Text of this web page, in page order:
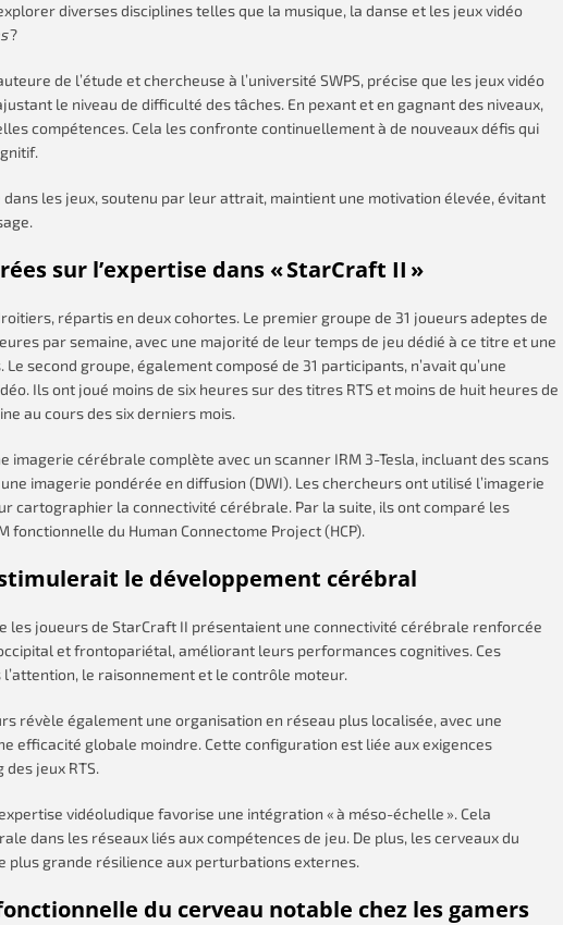
diverses disciplines telles que la musique, la danse et les jeux vidéo
?
de l’étude et chercheuse à l’université SWPS, précise que les jeux vidéo
le niveau de difficulté des tâches. En pexant et en gagnant des niveaux,
compétences. Cela les confronte continuellement à de nouveaux défis qui
dans les jeux, soutenu par leur attrait, maintient une motivation élevée, évitant
sur l’expertise dans « StarCraft II »
répartis en deux cohortes. Le premier groupe de 31 joueurs adeptes de
par semaine, avec une majorité de leur temps de jeu dédié à ce titre et une
second groupe, également composé de 31 participants, n’avait qu’une
Ils ont joué moins de six heures sur des titres RTS et moins de huit heures de
au cours des six derniers mois.
imagerie cérébrale complète avec un scanner IRM 3-Tesla, incluant des scans
imagerie pondérée en diffusion (DWI). Les chercheurs ont utilisé l’imagerie
cartographier la connectivité cérébrale. Par la suite, ils ont comparé les
fonctionnelle du Human Connectome Project (HCP).
le développement cérébral
les joueurs de StarCraft II présentaient une connectivité cérébrale renforcée
et frontopariétal, améliorant leurs performances cognitives. Ces
le raisonnement et le contrôle moteur.
révèle également une organisation en réseau plus localisée, avec une
efficacité globale moindre. Cette configuration est liée aux exigences
des jeux RTS.
vidéoludique favorise une intégration « à méso-échelle ». Cela
dans les réseaux liés aux compétences de jeu. De plus, les cerveaux du
plus grande résilience aux perturbations externes.
du cerveau notable chez les gamers